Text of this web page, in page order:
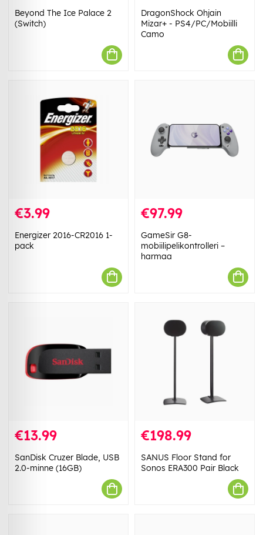
Beyond The Ice Palace 2
(Switch)
DragonShock Ohjain
Mizar+ - PS4/PC/Mobiilli
Camo
€3.99
Energizer 2016-CR2016 1-
pack
€97.99
GameSir G8-
mobiilipelikontrolleri –
harmaa
€13.99
SanDisk Cruzer Blade, USB
2.0-minne (16GB)
€198.99
SANUS Floor Stand for
Sonos ERA300 Pair Black